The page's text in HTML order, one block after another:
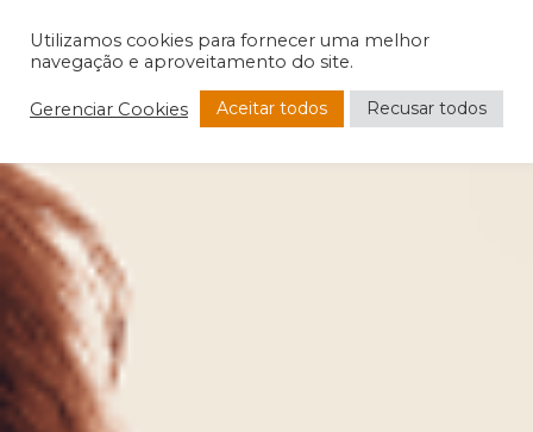
Utilizamos cookies para fornecer uma melhor
navegação e aproveitamento do site.
Gerenciar Cookies Aceitar todos Recusar todos